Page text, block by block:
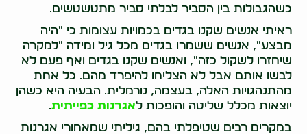
כשהגבולות בין הסביר לבלתי סביר מתטשטשים.
ראיתי אנשים שקנו בגדים בכמויות עצומות כי "היה
מבצע", אנשים ששמרו בגדים מכל גיל ומידה "למקרה
שיחזרו לשקול כזה", ואנשים שקנו בגדים ואף פעם לא
לבשו אותם אבל לא הצליחו להיפרד מהם. כל אחת
מהתנהגויות האלה, בעצמה, נורמלית. הבעיה היא כשהן
יוצאות מכלל שליטה והופכות לאגרנות כפייתית.
במקרים רבים שטיפלתי בהם, גיליתי שמאחורי אגרנות